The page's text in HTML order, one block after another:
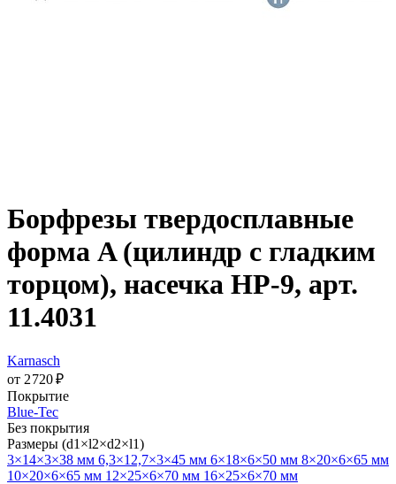
Борфрезы твердосплавные
форма A (цилиндр с гладким
торцом), насечка HP-9, арт.
11.4031
Karnasch
от 2 720 ₽
Покрытие
Blue-Tec
Без покрытия
Размеры (d1×l2×d2×l1)
3×14×3×38 мм 6,3×12,7×3×45 мм 6×18×6×50 мм 8×20×6×65 мм
10×20×6×65 мм 12×25×6×70 мм 16×25×6×70 мм